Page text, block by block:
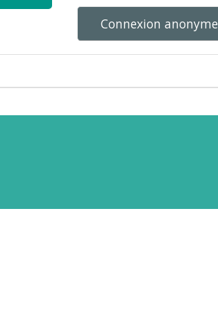
Connexion anonyme